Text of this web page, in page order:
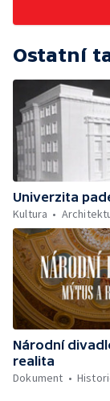
Ostatní
Univerzita
Kultura
Národní
realita
Dokument